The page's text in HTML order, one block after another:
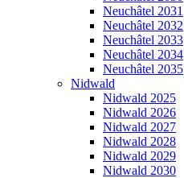
Neuchâtel 2031
Neuchâtel 2032
Neuchâtel 2033
Neuchâtel 2034
Neuchâtel 2035
Nidwald
Nidwald 2025
Nidwald 2026
Nidwald 2027
Nidwald 2028
Nidwald 2029
Nidwald 2030